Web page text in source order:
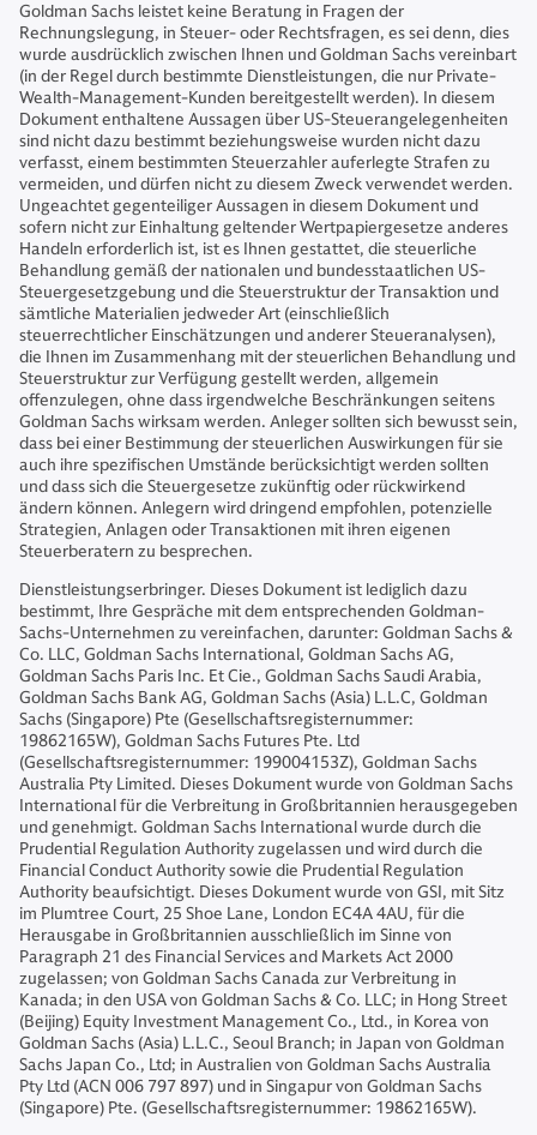
Goldman Sachs leistet keine Beratung in Fragen der
Rechnungslegung, in Steuer- oder Rechtsfragen, es sei denn, dies
wurde ausdrücklich zwischen Ihnen und Goldman Sachs vereinbart
(in der Regel durch bestimmte Dienstleistungen, die nur Private-
Wealth-Management-Kunden bereitgestellt werden). In diesem
Dokument enthaltene Aussagen über US-Steuerangelegenheiten
sind nicht dazu bestimmt beziehungsweise wurden nicht dazu
verfasst, einem bestimmten Steuerzahler auferlegte Strafen zu
vermeiden, und dürfen nicht zu diesem Zweck verwendet werden.
Ungeachtet gegenteiliger Aussagen in diesem Dokument und
sofern nicht zur Einhaltung geltender Wertpapiergesetze anderes
Handeln erforderlich ist, ist es Ihnen gestattet, die steuerliche
Behandlung gemäß der nationalen und bundesstaatlichen US-
Steuergesetzgebung und die Steuerstruktur der Transaktion und
sämtliche Materialien jedweder Art (einschließlich
steuerrechtlicher Einschätzungen und anderer Steueranalysen),
die Ihnen im Zusammenhang mit der steuerlichen Behandlung und
Steuerstruktur zur Verfügung gestellt werden, allgemein
offenzulegen, ohne dass irgendwelche Beschränkungen seitens
Goldman Sachs wirksam werden. Anleger sollten sich bewusst sein,
dass bei einer Bestimmung der steuerlichen Auswirkungen für sie
auch ihre spezifischen Umstände berücksichtigt werden sollten
und dass sich die Steuergesetze zukünftig oder rückwirkend
ändern können. Anlegern wird dringend empfohlen, potenzielle
Strategien, Anlagen oder Transaktionen mit ihren eigenen
Steuerberatern zu besprechen.
Dienstleistungserbringer. Dieses Dokument ist lediglich dazu
bestimmt, Ihre Gespräche mit dem entsprechenden Goldman-
Sachs-Unternehmen zu vereinfachen, darunter: Goldman Sachs &
Co. LLC, Goldman Sachs International, Goldman Sachs AG,
Goldman Sachs Paris Inc. Et Cie., Goldman Sachs Saudi Arabia,
Goldman Sachs Bank AG, Goldman Sachs (Asia) L.L.C, Goldman
Sachs (Singapore) Pte (Gesellschaftsregisternummer:
19862165W), Goldman Sachs Futures Pte. Ltd
(Gesellschaftsregisternummer: 199004153Z), Goldman Sachs
Australia Pty Limited. Dieses Dokument wurde von Goldman Sachs
International für die Verbreitung in Großbritannien herausgegeben
und genehmigt. Goldman Sachs International wurde durch die
Prudential Regulation Authority zugelassen und wird durch die
Financial Conduct Authority sowie die Prudential Regulation
Authority beaufsichtigt. Dieses Dokument wurde von GSI, mit Sitz
im Plumtree Court, 25 Shoe Lane, London EC4A 4AU, für die
Herausgabe in Großbritannien ausschließlich im Sinne von
Paragraph 21 des Financial Services and Markets Act 2000
zugelassen; von Goldman Sachs Canada zur Verbreitung in
Kanada; in den USA von Goldman Sachs & Co. LLC; in Hong Street
(Beijing) Equity Investment Management Co., Ltd., in Korea von
Goldman Sachs (Asia) L.L.C., Seoul Branch; in Japan von Goldman
Sachs Japan Co., Ltd; in Australien von Goldman Sachs Australia
Pty Ltd (ACN 006 797 897) und in Singapur von Goldman Sachs
(Singapore) Pte. (Gesellschaftsregisternummer: 19862165W).